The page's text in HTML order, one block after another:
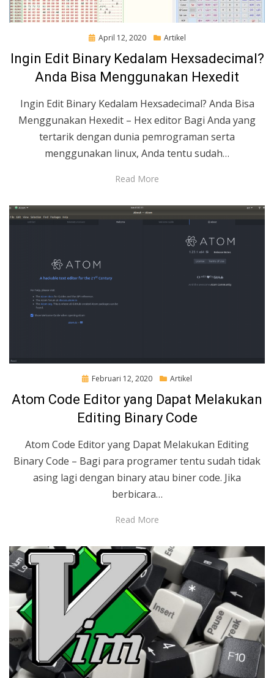
Posted
April 12, 2020 Artikel
Ingin Edit Binary Kedalam Hexsadecimal?
Anda Bisa Menggunakan Hexedit
Ingin Edit Binary Kedalam Hexsadecimal? Anda Bisa
Menggunakan Hexedit – Hex editor Bagi Anda yang
tertarik dengan dunia pemrograman serta
menggunakan linux, Anda tentu sudah…
Read More
Posted
Februari 12, 2020 Artikel
Atom Code Editor yang Dapat Melakukan
Editing Binary Code
Atom Code Editor yang Dapat Melakukan Editing
Binary Code – Bagi para programer tentu sudah tidak
asing lagi dengan binary atau biner code. Jika
berbicara…
Read More